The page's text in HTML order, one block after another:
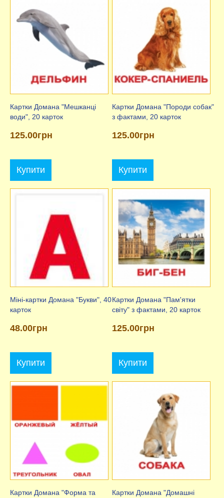
Картки Домана "Мешканці
води", 20 карток
125.00грн
Купити
Картки Домана "Породи собак"
з фактами, 20 карток
125.00грн
Купити
Міні-картки Домана "Букви", 40
карток
48.00грн
Купити
Картки Домана "Пам'ятки
світу" з фактами, 20 карток
125.00грн
Купити
Картки Домана "Форма та
Картки Домана "Домашні